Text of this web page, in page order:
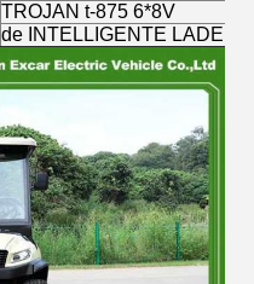
TROJAN t-875 6*8V
de INTELLIGENTE LADER